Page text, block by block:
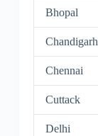
Bhopal
Chandigarh
Chennai
Cuttack
Delhi